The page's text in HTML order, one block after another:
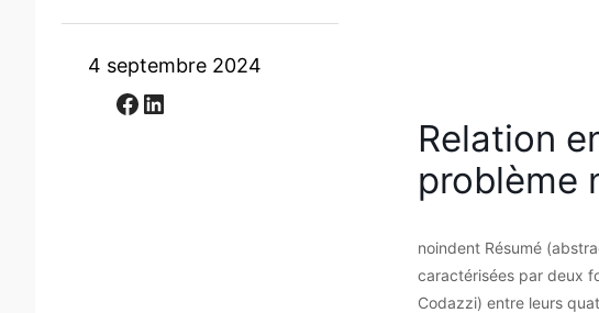
4 septembre 2024
Facebook LinkedIn
Relation
problème
noindent Résumé
caractérisées par deux
Codazzi) entre leurs